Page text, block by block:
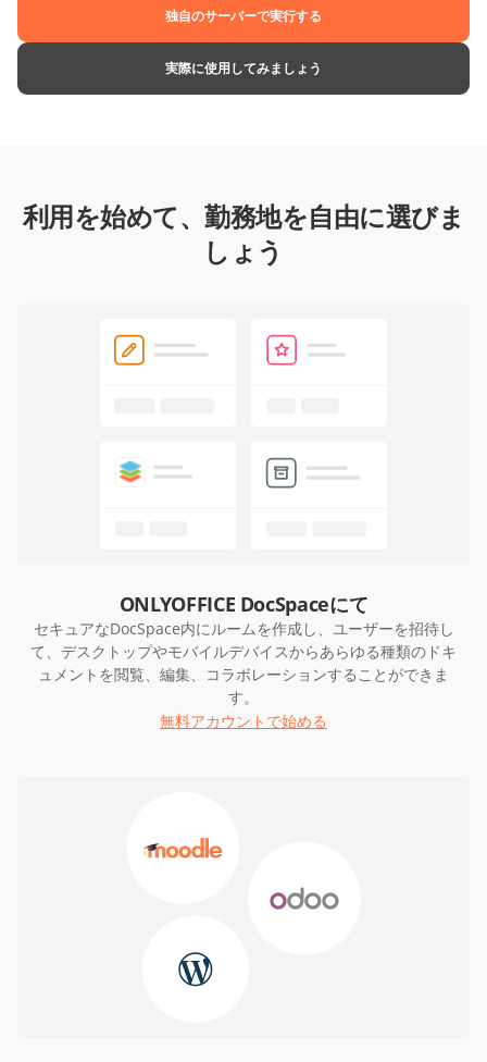
独自のサーバーで実行する
実際に使用してみましょう
利用を始めて、勤務地を自由に選びま
しょう
ONLYOFFICE DocSpaceにて
セキュアなDocSpace内にルームを作成し、ユーザーを招待し
て、デスクトップやモバイルデバイスからあらゆる種類のドキ
ュメントを閲覧、編集、コラボレーションすることができま
す。
無料アカウントで始める